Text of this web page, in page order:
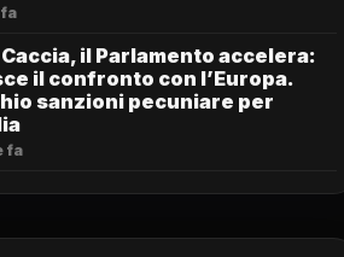
Caccia, il Parlamento accelera:
il confronto con l’Europa.
sanzioni pecuniare per
fa